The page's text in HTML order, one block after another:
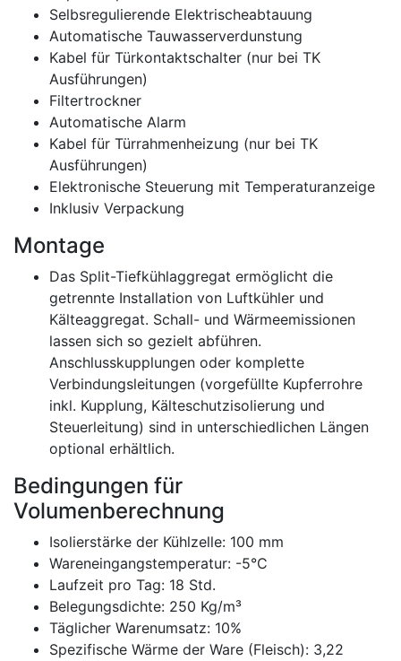
Selbsregulierende Elektrischeabtauung
Automatische Tauwasserverdunstung
Kabel für Türkontaktschalter (nur bei TK
Ausführungen)
Filtertrockner
Automatische Alarm
Kabel für Türrahmenheizung (nur bei TK
Ausführungen)
Elektronische Steuerung mit Temperaturanzeige
Inklusiv Verpackung
Montage
Das Split-Tiefkühlaggregat ermöglicht die
getrennte Installation von Luftkühler und
Kälteaggregat. Schall- und Wärmeemissionen
lassen sich so gezielt abführen.
Anschlusskupplungen oder komplette
Verbindungsleitungen (vorgefüllte Kupferrohre
inkl. Kupplung, Kälteschutzisolierung und
Steuerleitung) sind in unterschiedlichen Längen
optional erhältlich.
Bedingungen für
Volumenberechnung
Isolierstärke der Kühlzelle: 100 mm
Wareneingangstemperatur: -5°C
Laufzeit pro Tag: 18 Std.
Belegungsdichte: 250 Kg/m³
Täglicher Warenumsatz: 10%
Spezifische Wärme der Ware (Fleisch): 3,22